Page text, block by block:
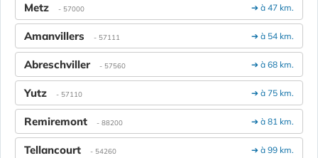
➔ à 47 km.
Metz - 57000
➔ à 54 km.
Amanvillers - 57111
➔ à 68 km.
Abreschviller - 57560
➔ à 75 km.
Yutz - 57110
➔ à 81 km.
Remiremont - 88200
➔ à 99 km.
Tellancourt - 54260